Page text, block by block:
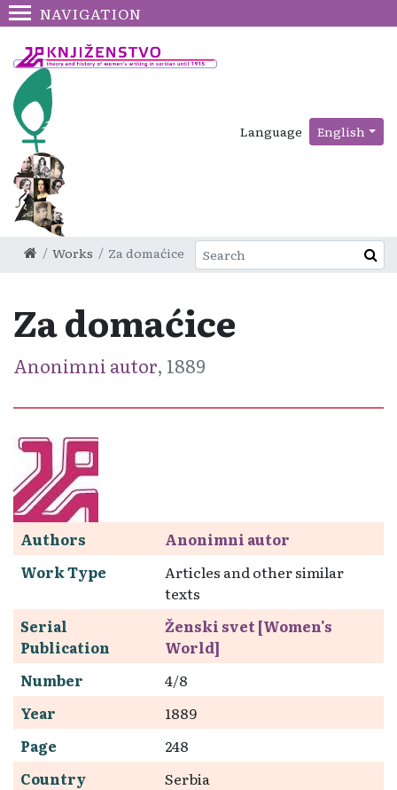
NAVIGATION
Language English
Works Za domaćice
Za domaćice
Anonimni autor, 1889
Authors
Anonimni autor
Work Type
Articles and other similar
texts
Serial
Publication
Ženski svet [Women's
World]
Number
4/8
Year
1889
Page
248
Country
Serbia